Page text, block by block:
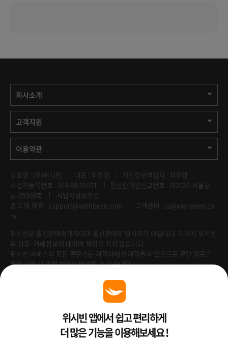
회사소개
고객지원
이용약관
상호명 : (주)위시빈 대표 : 최주영
개인정보책임자 : 최주영
사업자등록번호 : 599-88-01021
통신판매업신고번호 : 제2023-서울강
남-05908호
사업자정보확인
광고 및 제휴 : support@wishbeen.com
고객센터 : cs@wishbeen.co
m
위시빈은 통신판매중개자이며 통신판매의 당사자가 아닙니다. 따라서 위시빈
은 상품·거래정보에 대하여 책임을 지지 않습니다.
위시빈 서비스의 모든 콘텐츠는 저작자에게 저작권이 있으므로 무단 업로드
혹은 사용 시 법적 책임이 발생할 수 있습니다.
Venture Enterprise위시빈 앱에서 쉽고 편리하게
더 많은 기능을 이용해보세요 !